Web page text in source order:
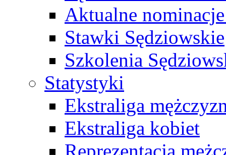
Aktualne
Stawki Sędziowskie
Szkolenia
Statystyki
Ekstraliga
Ekstraliga kobiet
Reprezentacja